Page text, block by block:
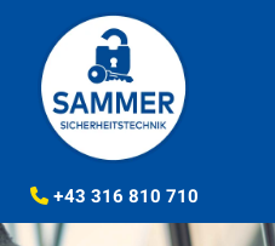
 +43 316 810 710